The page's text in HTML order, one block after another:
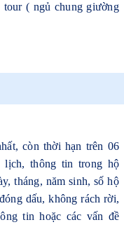
( ngủ chung giường
còn thời hạn trên 06
lịch, thông tin trong hộ
tháng, năm sinh, số hộ
dấu, không rách rời,
tin hoặc các vấn đề